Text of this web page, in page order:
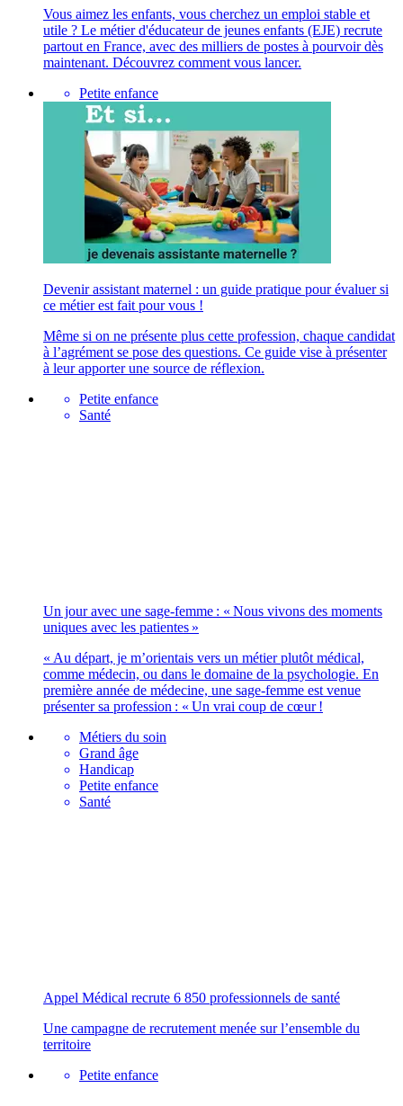
Vous aimez les enfants, vous cherchez un emploi stable et
utile ? Le métier d'éducateur de jeunes enfants (EJE) recrute
partout en France, avec des milliers de postes à pourvoir dès
maintenant. Découvrez comment vous lancer.
Petite enfance
Devenir assistant maternel : un guide pratique pour évaluer si
ce métier est fait pour vous !
Même si on ne présente plus cette profession, chaque candidat
à l’agrément se pose des questions. Ce guide vise à présenter
à leur apporter une source de réflexion.
Petite enfance
Santé
Un jour avec une sage-femme : « Nous vivons des moments
uniques avec les patientes »
« Au départ, je m’orientais vers un métier plutôt médical,
comme médecin, ou dans le domaine de la psychologie. En
première année de médecine, une sage-femme est venue
présenter sa profession : « Un vrai coup de cœur !
Métiers du soin
Grand âge
Handicap
Petite enfance
Santé
Appel Médical recrute 6 850 professionnels de santé
Une campagne de recrutement menée sur l’ensemble du
territoire
Petite enfance